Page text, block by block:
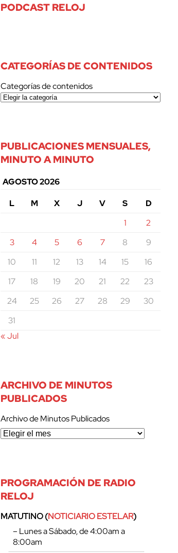
PODCAST RELOJ
CATEGORÍAS DE CONTENIDOS
Categorías de contenidos
PUBLICACIONES MENSUALES,
MINUTO A MINUTO
AGOSTO 2026
L
M X J V S
D
1
2
3
4 5 6 7 8
9
10
11 12 13 14 15
16
17
18 19 20 21 22
23
24
25 26 27 28 29
30
31
« Jul
ARCHIVO DE MINUTOS
PUBLICADOS
Archivo de Minutos Publicados
PROGRAMACIÓN DE RADIO
RELOJ
MATUTINO (NOTICIARIO ESTELAR)
– Lunes a Sábado, de 4:00am a
8:00am